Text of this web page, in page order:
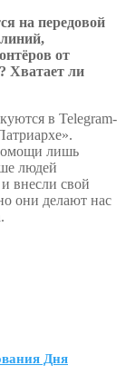
на передовой
от
Хватает ли
в Telegram-
лишь
людей
внесли свой
они делают нас
Дня